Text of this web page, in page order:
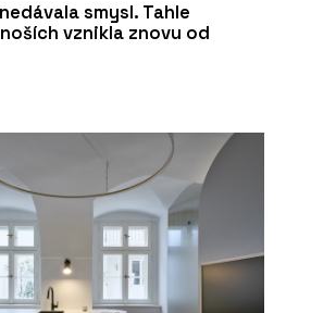
smysl. Tahle
vznikla znovu od